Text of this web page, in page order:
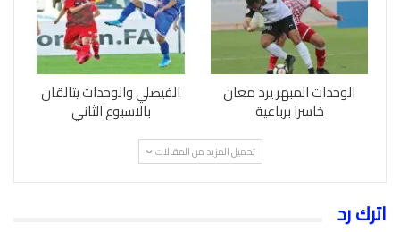
الوحدات المبهر يرد معان
خاسرا برباعية
الفيصلي والوحدات يتالقان
بالاسبوع الثاني
تحميل المزيد من المقالات
اترك رد